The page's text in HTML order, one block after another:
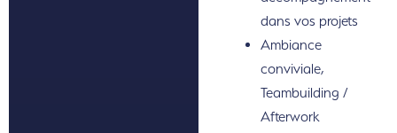
dans vos projets
Ambiance
conviviale,
Teambuilding /
Afterwork